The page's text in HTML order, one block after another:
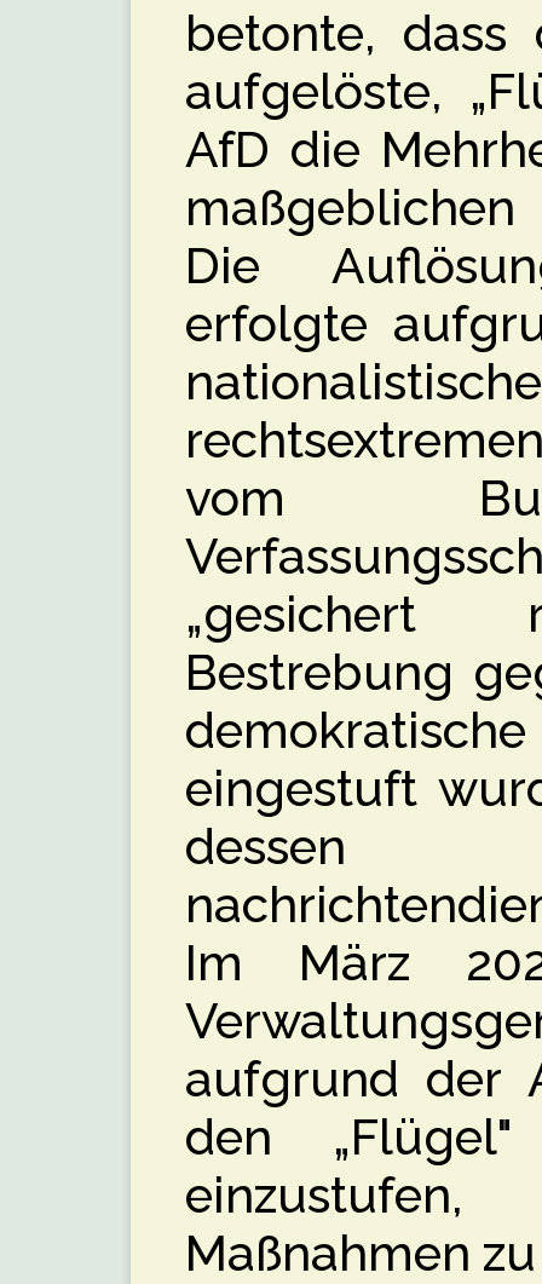
betonte, dass
aufgelöste,
AfD die
Die
erfolgte
vom
„gesichert
Bestrebung
eingestuft
Im März
aufgrund der
den
Maßnahmen